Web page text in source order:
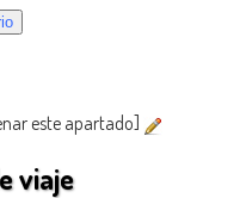
este apartado]
viaje